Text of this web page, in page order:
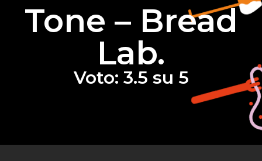
Tone – Bread
Lab.
Voto: 3.5 su 5